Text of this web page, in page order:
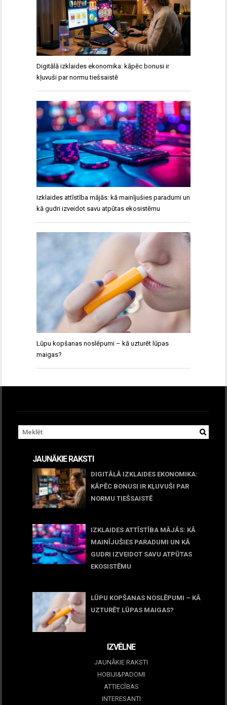
Digitālā izklaides ekonomika: kāpēc bonusi ir
kļuvuši par normu tiešsaistē
Izklaides attīstība mājās: kā mainījušies paradumi un
kā gudri izveidot savu atpūtas ekosistēmu
Lūpu kopšanas noslēpumi – kā uzturēt lūpas
maigas?
JAUNĀKIE RAKSTI
DIGITĀLĀ IZKLAIDES EKONOMIKA:
KĀPĒC BONUSI IR KĻUVUŠI PAR
NORMU TIEŠSAISTĒ
IZKLAIDES ATTĪSTĪBA MĀJĀS: KĀ
MAINĪJUŠIES PARADUMI UN KĀ
GUDRI IZVEIDOT SAVU ATPŪTAS
EKOSISTĒMU
LŪPU KOPŠANAS NOSLĒPUMI – KĀ
UZTURĒT LŪPAS MAIGAS?
IZVĒLNE
JAUNĀKIE RAKSTI
HOBIJI&PADOMI
ATTIECĪBAS
INTERESANTI